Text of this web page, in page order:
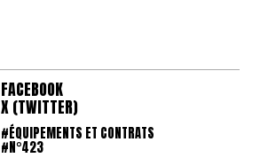
FACEBOOK
X (TWITTER)
#ÉQUIPEMENTS ET CONTRATS
#N°423